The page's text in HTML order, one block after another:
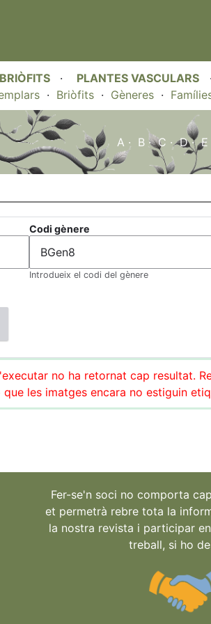
BRIÒFITS · PLANTES VASCULARS
· Briòfits· Gèneres·
A · B ·C ·D·E
Codi gènere
Introdueix el codi del gènere
no ha retornat cap resultat.
les imatges encara no estiguin
Fer-se'n soci no comporta
et permetrà rebre tota la
la nostra revista i participar
treball, si ho